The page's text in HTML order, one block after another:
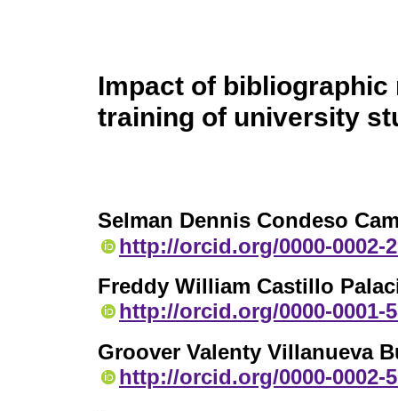
Impact of
training of university
Selman Dennis Condeso
http://orcid.org/0000-0002-
Freddy William Castillo
http://orcid.org/0000-0001-
Groover Valenty Villanueva
http://orcid.org/0000-0002-